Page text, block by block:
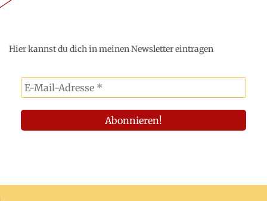
Hier kannst du dich in meinen Newsletter eintragen